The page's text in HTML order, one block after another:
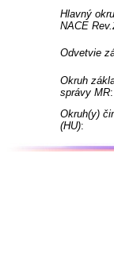
Hlavný
NACE
Odvetvie
Okruh
správy MR:
Okruh(y)
(HU):